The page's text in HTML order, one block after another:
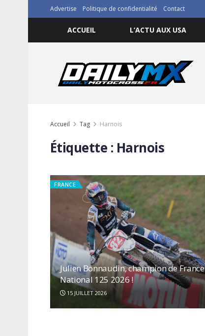
Advertise Politique de confidentialité Contact
ACCUEIL L’ACTU AUX USA
Accueil Tag Harnois
Étiquette : Harnois
FRANCE
Julien Bonnaudin, champion de France
National 125 2026 !
15 JUILLET 2026